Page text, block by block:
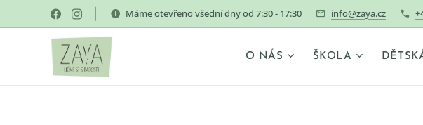
Máme otevřeno všední dny od 7:30 - 17:30 info@zaya.cz
O NÁS ŠKOLA